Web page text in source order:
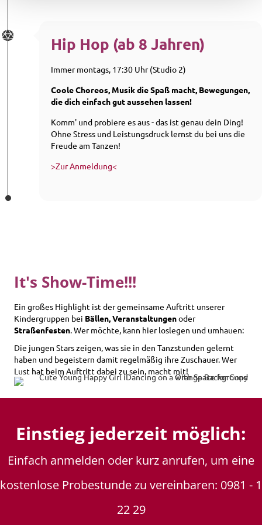
Hip Hop (ab 8 Jahren)
Immer montags, 17:30 Uhr (Studio 2)
Coole Choreos, Musik die Spaß macht, Bewegungen,
die dich einfach gut aussehen lassen!
Komm' und probiere es aus - das ist genau dein Ding!
Ohne Stress und Leistungsdruck lernst du bei uns die
Freude am Tanzen!
>Zur Anmeldung<
It's Show-Time!!!
Ein großes Highlight ist der gemeinsame Auftritt unserer
Kindergruppen bei Bällen, Veranstaltungenoder
Straßenfesten . Wer möchte, kann hier loslegen und umhauen:
Die jungen Stars zeigen, was sie in den Tanzstunden gelernt
haben und begeistern damit regelmäßig ihre Zuschauer. Wer
Lust hat beim Auftritt dabei zu sein, macht mit!
Einstieg jederzeit möglich:
Einfach anmelden oder kurz anrufen, um eine
kostenlose Probestunde zu vereinbaren: 0981 - 1
22 29